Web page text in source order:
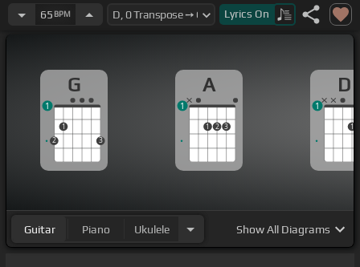
es algo[A]
que yo tengo
[F#m]y palabra
conformarse con
solo el recuerdo
[D]va a quedar con las ganas[B]
dormir en mi cama,
de [G]despertar con
aquellos besitos como
[A]
se los daba
[B]ya no quiero,[Em]eso le pasa por
65 BPM Lyrics On
G
2
1
3
1
A
1 2 3
1
D
1
1
Guitar Piano Ukulele ShowAll Diagrams